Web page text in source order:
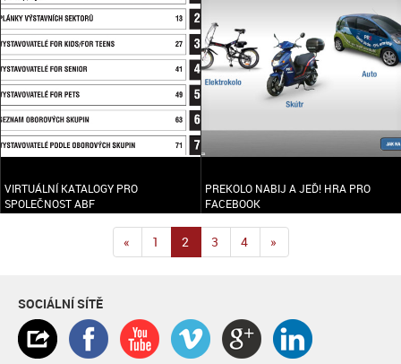
VIRTUÁLNÍ KATALOGY PRO
SPOLEČNOST ABF
PREKOLO NABIJ A JEĎ! HRA PRO
FACEBOOK
« 1 2 3 4 »
SOCIÁLNÍ SÍTĚ